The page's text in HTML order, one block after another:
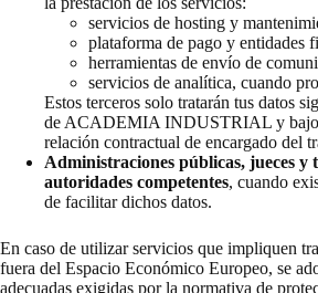
servicios de hosting y
plataforma de pago y entidades
herramientas de envío de
servicios de analítica, cuando
Estos terceros solo tratarán tus datos
de ACADEMIA INDUSTRIAL y bajo
relación contractual de encargado del
Administraciones públicas, jueces y
autoridades competentes, cuando
de facilitar dichos datos.
En caso de utilizar servicios que impliquen
fuera del Espacio Económico Europeo, se
adecuadas exigidas por la normativa de